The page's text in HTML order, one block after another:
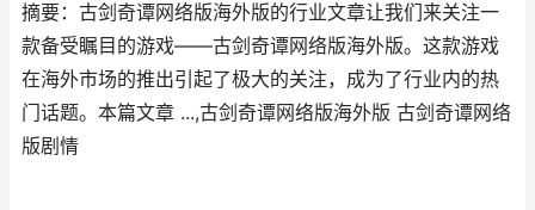
摘要：古剑奇谭网络版海外版的行业文章让我们来关注一
款备受瞩目的游戏——古剑奇谭网络版海外版。这款游戏
在海外市场的推出引起了极大的关注，成为了行业内的热
门话题。本篇文章 ...,古剑奇谭网络版海外版 古剑奇谭网络
版剧情